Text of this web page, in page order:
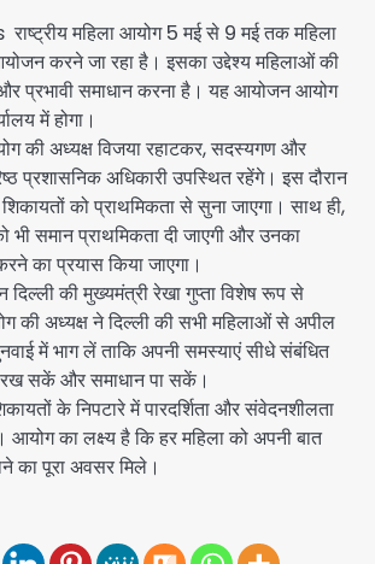
महिला आयोग 5 मई से 9 मई तक महिला
करने जा रहा है। इसका उद्देश्य महिलाओं की
प्रभावी समाधान करना है। यह आयोजन आयोग
में होगा।
की अध्यक्ष विजया रहाटकर, सदस्यगण और
प्रशासनिक अधिकारी उपस्थित रहेंगे। इस दौरान
को प्राथमिकता से सुना जाएगा। साथ ही,
भी समान प्राथमिकता दी जाएगी और उनका
का प्रयास किया जाएगा।
दिल्ली की मुख्यमंत्री रेखा गुप्ता विशेष रूप से
की अध्यक्ष ने दिल्ली की सभी महिलाओं से अपील
में भाग लें ताकि अपनी समस्याएं सीधे संबंधित
रख सकें और समाधान पा सकें।
के निपटारे में पारदर्शिता और संवेदनशीलता
आयोग का लक्ष्य है कि हर महिला को अपनी बात
का पूरा अवसर मिले।